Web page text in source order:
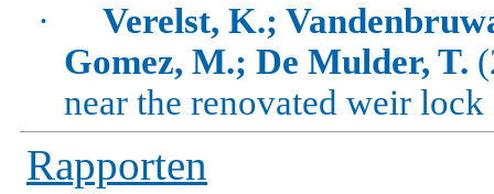
·
Verelst, K.;
Gomez, M.; De Mulder, T.
near the renovated weir
Rapporten